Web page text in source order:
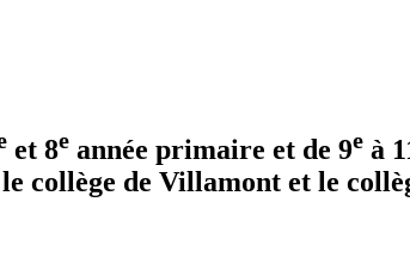
et 8e année primaire et de 9e à
collège de Villamont et le